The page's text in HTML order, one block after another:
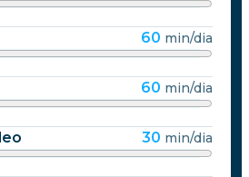
60 min/dia
60 min/dia
30 min/dia